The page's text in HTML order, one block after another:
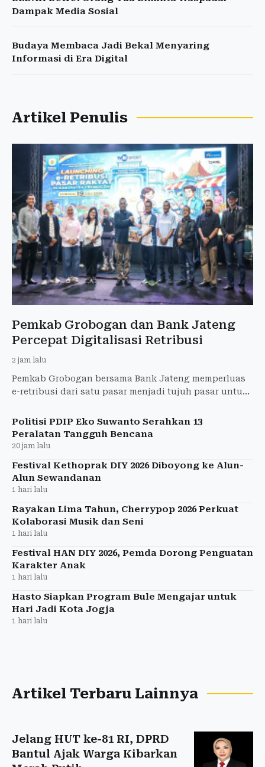
Dampak Media Sosial
Budaya Membaca Jadi Bekal Menyaring
Informasi di Era Digital
Artikel Penulis
Pemkab Grobogan dan Bank Jateng
Percepat Digitalisasi Retribusi
2 jam lalu
Pemkab Grobogan bersama Bank Jateng memperluas
e-retribusi dari satu pasar menjadi tujuh pasar untuk
Politisi PDIP Eko Suwanto Serahkan 13
Peralatan Tangguh Bencana
20 jam lalu
Festival Kethoprak DIY 2026 Diboyong ke Alun-
Alun Sewandanan
1 hari lalu
Rayakan Lima Tahun, Cherrypop 2026 Perkuat
Kolaborasi Musik dan Seni
1 hari lalu
Festival HAN DIY 2026, Pemda Dorong Penguatan
Karakter Anak
1 hari lalu
Hasto Siapkan Program Bule Mengajar untuk
Hari Jadi Kota Jogja
1 hari lalu
Artikel Terbaru Lainnya
Jelang HUT ke-81 RI, DPRD
Bantul Ajak Warga Kibarkan